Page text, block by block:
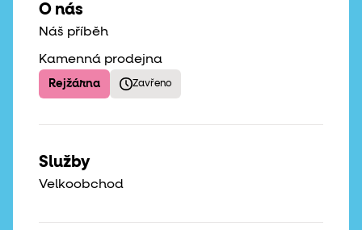
O nás
Náš příběh
Kamenná prodejna
Rejžárna Zavřeno
Služby
Velkoobchod